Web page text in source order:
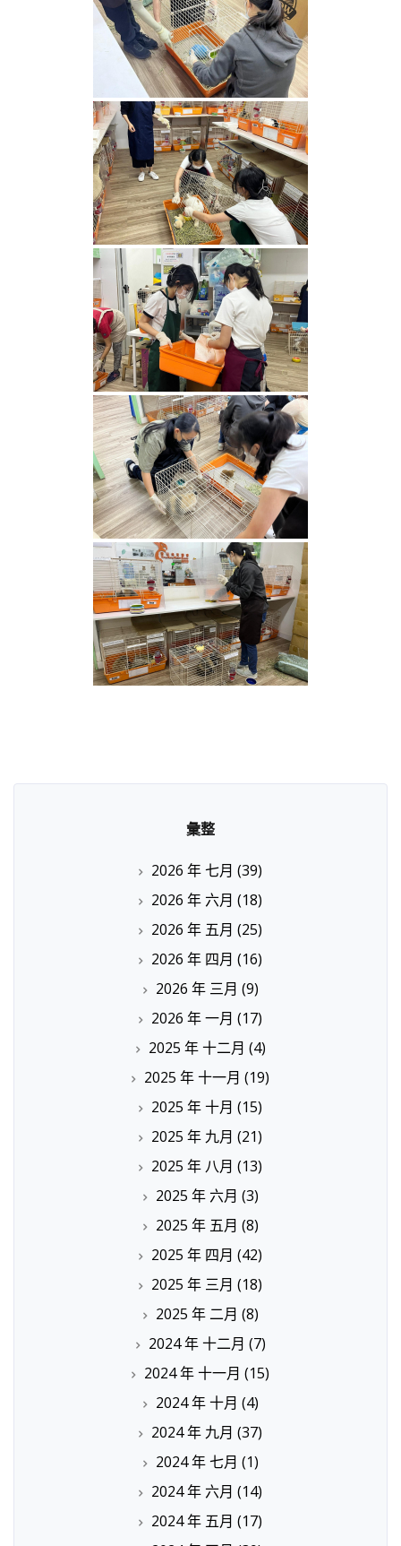
彙整
2026 年 七月 (39)
2026 年 六月 (18)
2026 年 五月 (25)
2026 年 四月 (16)
2026 年 三月 (9)
2026 年 一月 (17)
2025 年 十二月 (4)
2025 年 十一月 (19)
2025 年 十月 (15)
2025 年 九月 (21)
2025 年 八月 (13)
2025 年 六月 (3)
2025 年 五月 (8)
2025 年 四月 (42)
2025 年 三月 (18)
2025 年 二月 (8)
2024 年 十二月 (7)
2024 年 十一月 (15)
2024 年 十月 (4)
2024 年 九月 (37)
2024 年 七月 (1)
2024 年 六月 (14)
2024 年 五月 (17)